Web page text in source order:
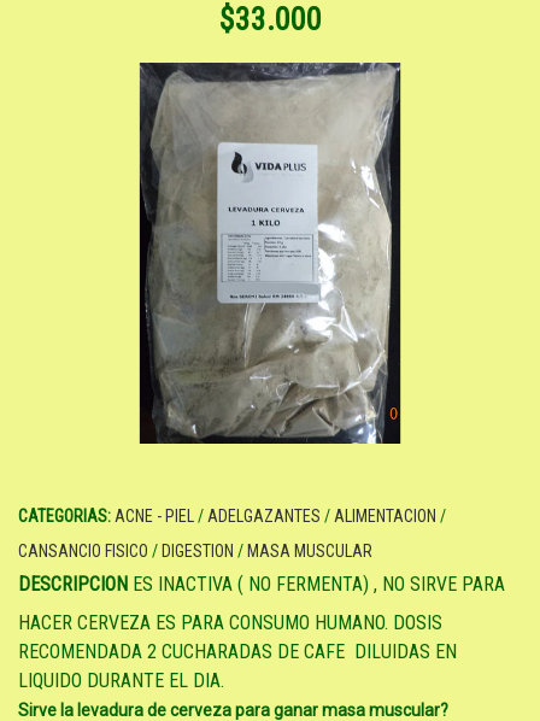
$33.000
CATEGORIAS: ACNE - PIEL / ADELGAZANTES / ALIMENTACION /
CANSANCIO FISICO / DIGESTION / MASA MUSCULAR
DESCRIPCION ES INACTIVA ( NO FERMENTA) , NO SIRVE PARA
HACER CERVEZA ES PARA CONSUMO HUMANO. DOSIS
RECOMENDADA 2 CUCHARADAS DE CAFE DILUIDAS EN
LIQUIDO DURANTE EL DIA.
Sirve la levadura de cerveza para ganar masa muscular?